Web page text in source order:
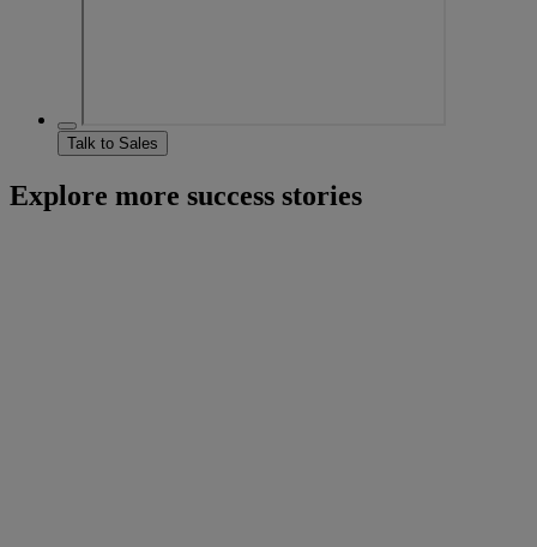
Talk to Sales
Explore more success stories